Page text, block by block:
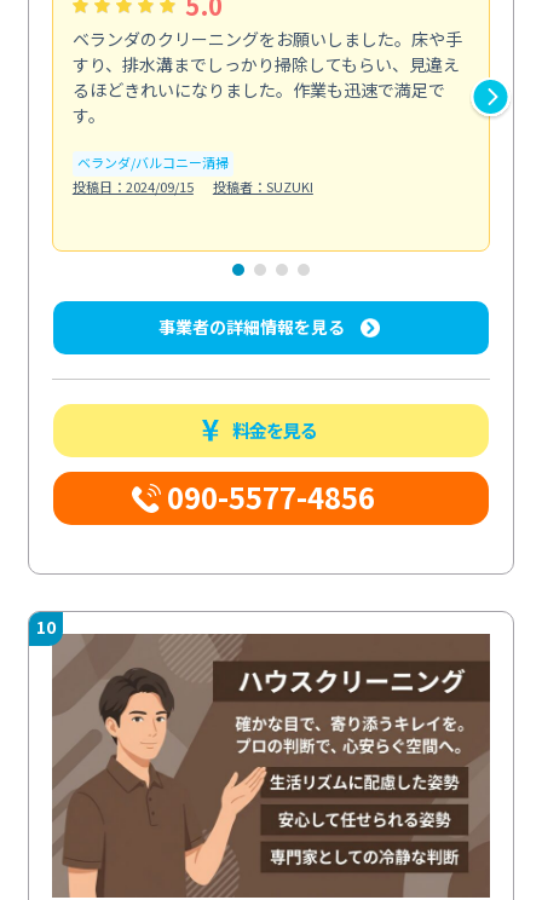
ベランダのクリーニングをお願いしました。床や手
すり、排水溝までしっかり掃除してもらい、見違え
るほどきれいになりました。作業も迅速で満足で
す。
ベランダ/バルコニー清掃
投稿日：2024/09/15
投稿者：SUZUKI
事業者の詳細情報を見る
料金を見る
090-5577-4856
10